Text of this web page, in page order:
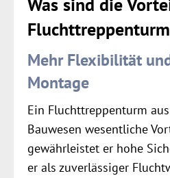
Mehr Flexibilität
Montage
Ein Fluchttreppenturm
Bauwesen wesentliche
gewährleistet er hohe
er als zuverlässiger